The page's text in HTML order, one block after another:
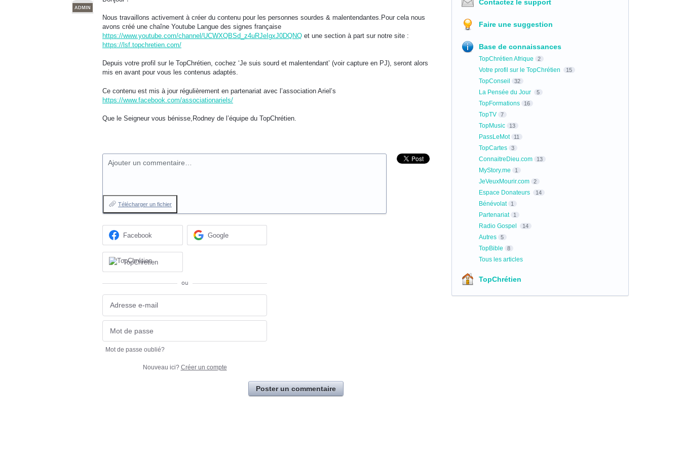
ADMIN
Nous travaillons activement à créer du contenu pour les personnes sourdes & malentendantes.Pour cela nous
avons créé une chaîne Youtube Langue des signes française
https://www.youtube.com/channel/UCWXQBSd_z4uRJeIgxJ0DQNQ et une section à part sur notre site :
https://lsf.topchretien.com/
Depuis votre profil sur le TopChrétien, cochez ‘Je suis sourd et malentendant’ (voir capture en PJ), seront alors
mis en avant pour vous les contenus adaptés.
Ce contenu est mis à jour régulièrement en partenariat avec l’association Ariel’s
https://www.facebook.com/associationariels/
Que le Seigneur vous bénisse,Rodney de l’équipe du TopChrétien.
Ajouter un commentaire…
Télécharger un fichier
Facebook Google
TopChrétien
ou
Mot de passe oublié?
Nouveau ici? Créer un compte
Poster un commentaire
Contactez le support
Faire une suggestion
Base de connaissances
TopChrétien Afrique 2
Votre profil sur le TopChrétien 15
TopConseil 32
La Pensée du Jour 5
TopFormations 16
TopTV 7
TopMusic 13
PassLeMot 11
TopCartes 3
ConnaitreDieu.com 13
MyStory.me 1
JeVeuxMourir.com 2
Espace Donateurs 14
Bénévolat 1
Partenariat 1
Radio Gospel 14
Autres 5
TopBible 8
Tous les articles
TopChrétien